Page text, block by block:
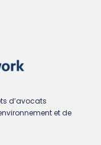
d’avocats
et de